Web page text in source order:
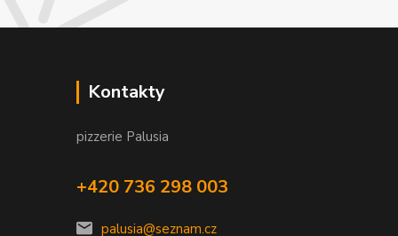
Kontakty
pizzerie Palusia
+420 736 298 003
palusia@seznam.cz